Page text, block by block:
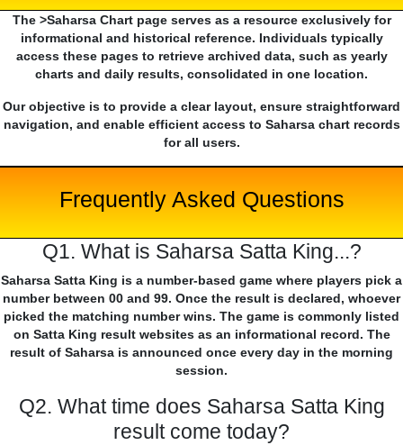
The >Saharsa Chart page serves as a resource exclusively for
informational and historical reference. Individuals typically
access these pages to retrieve archived data, such as yearly
charts and daily results, consolidated in one location.
Our objective is to provide a clear layout, ensure straightforward
navigation, and enable efficient access to Saharsa chart records
for all users.
Frequently Asked Questions
Q1. What is Saharsa Satta King...?
Saharsa Satta King is a number-based game where players pick a
number between 00 and 99. Once the result is declared, whoever
picked the matching number wins. The game is commonly listed
on Satta King result websites as an informational record. The
result of Saharsa is announced once every day in the morning
session.
Q2. What time does Saharsa Satta King
result come today?